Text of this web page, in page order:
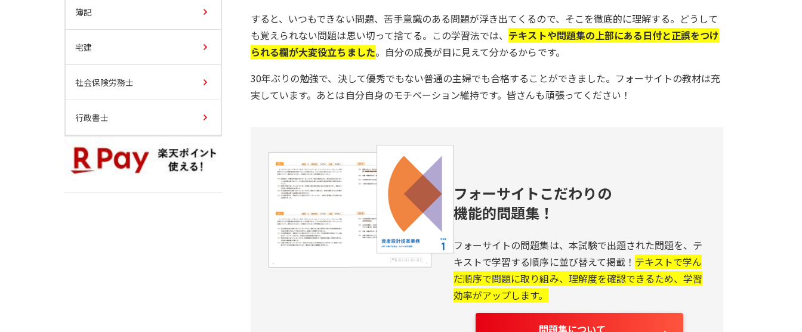
すると、いつもできない問題、苦手意識のある問題が浮き出てくるので、そこを徹底的に理解する。どうして
も覚えられない問題は思い切って捨てる。この学習法では、 テキストや問題集の上部にある日付と正誤をつけ
られる欄が大変役立ちました。自分の成長が目に見えて分かるからです。
30年ぶりの勉強で、決して優秀でもない普通の主婦でも合格することができました。フォーサイトの教材は充
実しています。あとは自分自身のモチベーション維持です。皆さんも頑張ってください！
フォーサイトこだわりの
機能的問題集！
フォーサイトの問題集は、本試験で出題された問題を、テ
キストで学習する順序に並び替えて掲載！ テキストで学ん
だ順序で問題に取り組み、理解度を確認できるため、学習
効率がアップします。
問題集について
簿記
宅建
社会保険労務士
行政書士